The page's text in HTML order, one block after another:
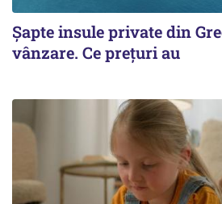
Șapte insule private din
vânzare. Ce prețuri au